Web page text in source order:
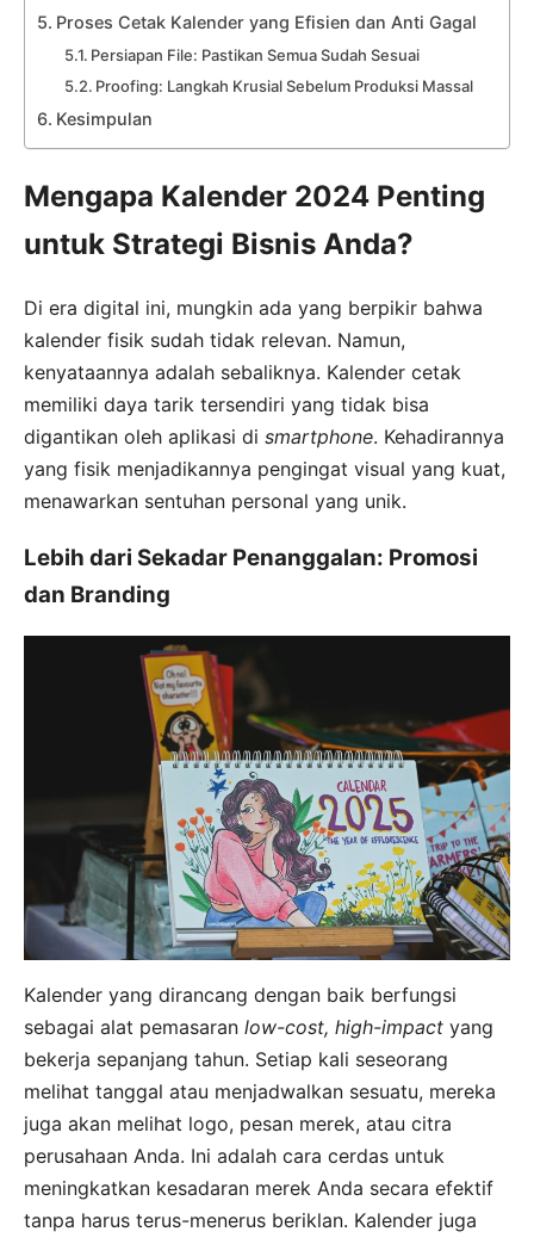
Proses Cetak Kalender yang Efisien dan Anti Gagal
Persiapan File: Pastikan Semua Sudah Sesuai
Proofing: Langkah Krusial Sebelum Produksi Massal
Kesimpulan
Mengapa Kalender 2024 Penting
untuk Strategi Bisnis Anda?
Di era digital ini, mungkin ada yang berpikir bahwa
kalender fisik sudah tidak relevan. Namun,
kenyataannya adalah sebaliknya. Kalender cetak
memiliki daya tarik tersendiri yang tidak bisa
digantikan oleh aplikasi di smartphone. Kehadirannya
yang fisik menjadikannya pengingat visual yang kuat,
menawarkan sentuhan personal yang unik.
Lebih dari Sekadar Penanggalan: Promosi
dan Branding
Kalender yang dirancang dengan baik berfungsi
sebagai alat pemasaran low-cost, high-impact yang
bekerja sepanjang tahun. Setiap kali seseorang
melihat tanggal atau menjadwalkan sesuatu, mereka
juga akan melihat logo, pesan merek, atau citra
perusahaan Anda. Ini adalah cara cerdas untuk
meningkatkan kesadaran merek Anda secara efektif
tanpa harus terus-menerus beriklan. Kalender juga